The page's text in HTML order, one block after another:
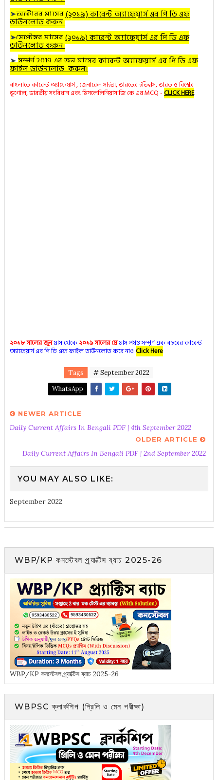
➤অক্টোবরমাসের (২০১৯) কারেন্ট অ্যাফেয়ার্স এর পি ডি এফ
ডাউনলোড করুন
➤সেপ্টেম্বর মাসের (২০১৯) কারেন্ট অ্যাফেয়ার্স এর পি ডি এফ
ডাউনলোড করুন
➤সম্পূর্ণ 2019 এর জুন মাসের কারেন্ট অ্যাফেয়ার্স এর পি ডি এফ
ফাইল ডাউনলোড করুন।
বাংলাতে কারেন্ট অ্যাফেয়ার্স , জেনারেল সাইন্স, ভারতের ইতিহাস, ভারত ও বিশ্বের
ভূগোল, ভারতীয় সংবিধান এবং মিসলেলিনিয়াস জি কে এর MCQ -CLICK HERE
২০১৮ সালের জুনমাস থেকে২০১৯ সালের মেমাস পর্যন্ত সম্পূর্ণ এক বছরের কারেন্ট
অ্যাফেয়ার্স এর পি ডি এফ ফাইল ডাউনলোড করে নাও Click Here
Tags
# September 2022
WhatsApp
NEWER ARTICLE
Daily Current Affairs In Bengali PDF | 4th September 2022
OLDER ARTICLE
Daily Current Affairs In Bengali PDF | 2nd September 2022
YOU MAY ALSO LIKE:
September 2022
WBP/KP কনস্টেবল প্র্যাক্টিস ব্যাচ 2025-26
WBP/KP কনস্টেবল প্র্যাক্টিস ব্যাচ 2025-26
WBPSC ক্লার্কশিপ (প্রিলি ও মেন পরীক্ষা)